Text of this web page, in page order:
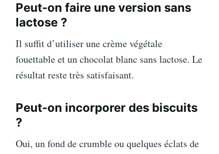
Peut-on faire une version sans
lactose ?
Il suffit d’utiliser une crème végétale
fouettable et un chocolat blanc sans lactose. Le
résultat reste très satisfaisant.
Peut-on incorporer des biscuits
?
Oui, un fond de crumble ou quelques éclats de